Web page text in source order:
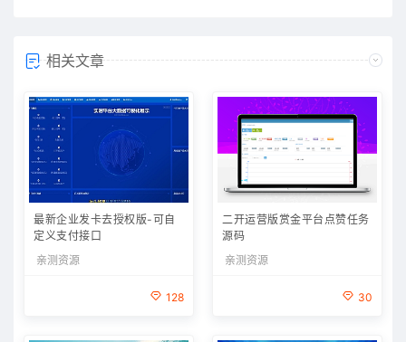
相关文章
最新企业发卡去授权版-可自
定义支付接口
亲测资源
128
二开运营版赏金平台点赞任务
源码
亲测资源
30